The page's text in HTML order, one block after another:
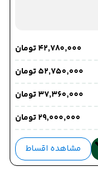
۴۲٬۷۸۰٬۰۰۰ تومان
۵۲٬۷۵۰٬۰۰۰ تومان
۳۷٬۳۶۰٬۰۰۰ تومان
۲۹٬۰۰۰٬۰۰۰ تومان
مشاهده اقساط